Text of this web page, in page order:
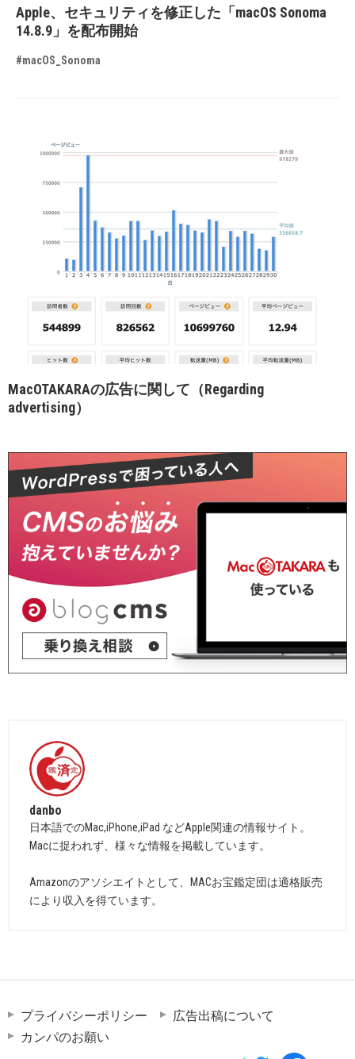
Apple、セキュリティを修正した「macOS Sonoma
14.8.9」を配布開始
#macOS_Sonoma
MacOTAKARAの広告に関して（Regarding
advertising）
danbo
日本語でのMac,iPhone,iPad などApple関連の情報サイト。
Macに捉われず、様々な情報を掲載しています。
Amazonのアソシエイトとして、MACお宝鑑定団は適格販売
により収入を得ています。
プライバシーポリシー
広告出稿について
カンパのお願い